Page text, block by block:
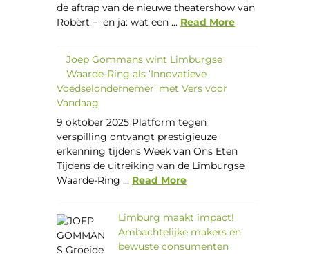
de aftrap van de nieuwe theatershow van
Robèrt – en ja: wat een ... Read More
Joep Gommans wint Limburgse
Waarde-Ring als ‘Innovatieve
Voedselondernemer’ met Vers voor
Vandaag
9 oktober 2025 Platform tegen
verspilling ontvangt prestigieuze
erkenning tijdens Week van Ons Eten
Tijdens de uitreiking van de Limburgse
Waarde-Ring ... Read More
Limburg maakt impact!
Ambachtelijke makers en
bewuste consumenten